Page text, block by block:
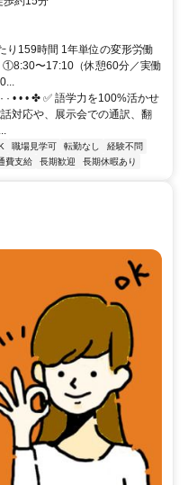
り159時間 1年単位の変形労働
〜17:10（休憩60分／実働
· • • • ✤ ✅ 語学力を100%活かせ
対応や、展示会での通訳、翻
職場見学可 転勤なし
経験不問
費支給 長期歓迎 長期休暇あり